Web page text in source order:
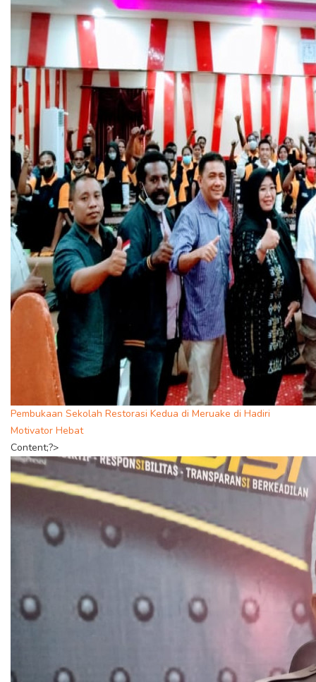
Pembukaan Sekolah Restorasi Kedua di Meruake di Hadiri
Motivator Hebat
Content;?>